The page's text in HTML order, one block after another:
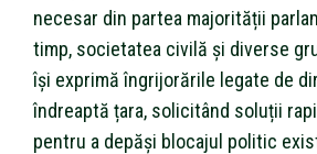
necesar din partea majorității
timp, societatea civilă și diverse
își exprimă îngrijorările legate de
îndreaptă țara, solicitând soluții
pentru a depăși blocajul politic